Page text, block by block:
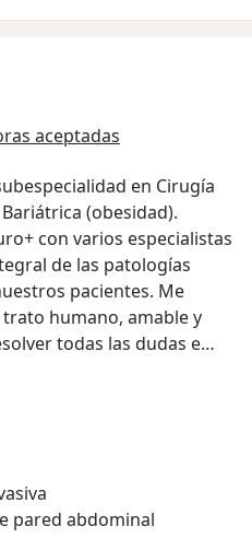
aceptadas
en Cirugía
(obesidad).
con varios especialistas
de las patologías
pacientes. Me
humano, amable y
todas las dudas e
las mejores opciones
de convenio con
Coomeva, Colsanitas,
los realizo en centros
personal, la mejor
pared abdominal